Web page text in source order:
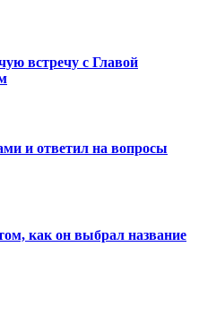
встречу с Главой
и ответил на вопросы
как он выбрал название